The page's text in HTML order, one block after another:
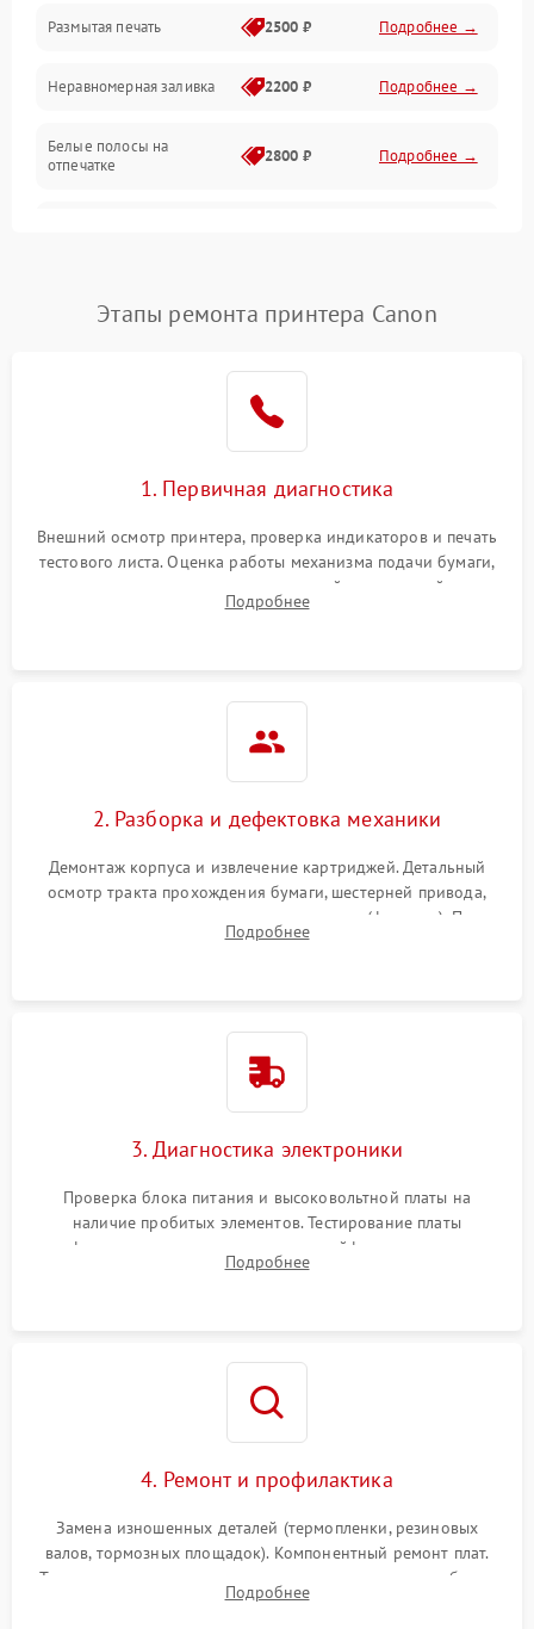
Панель управления и индикация
Режим работы
Питание и запуск
Размытая печать 2500 ₽ Подробнее →
Неравномерная заливка 2200 ₽ Подробнее →
Белые полосы на
отпечатке
2800 ₽ Подробнее →
Этапы ремонта принтера Canon
1. Первичная диагностика
Внешний осмотр принтера, проверка индикаторов и печать
тестового листа. Оценка работы механизма подачи бумаги,
выявление посторонних шумов, замятий и первичный анализ
дефектов печати (полосы, фон, пробелы).
Подробнее
2. Разборка и дефектовка механики
Демонтаж корпуса и извлечение картриджей. Детальный
осмотр тракта прохождения бумаги, шестерней привода,
роликов захвата и узла термозакрепления (фьюзера). Поиск
физического износа и повреждений деталей.
Подробнее
3. Диагностика электроники
Проверка блока питания и высоковольтной платы на
наличие пробитых элементов. Тестирование платы
форматирования, целостности шлейфов, контактов
картриджа и оптопар (датчиков прохождения и наличия
Подробнее
4. Ремонт и профилактика
Замена изношенных деталей (термопленки, резиновых
валов, тормозных площадок). Компонентный ремонт плат.
Тщательная очистка тракта печати, контактов и линз блока
лазера (LSU) от просыпанного тонера и пыли.
Подробнее